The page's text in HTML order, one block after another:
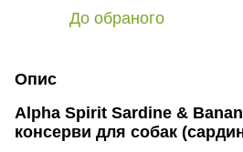
До обраного
Опис
Alpha Spirit Sardine &
консерви для собак